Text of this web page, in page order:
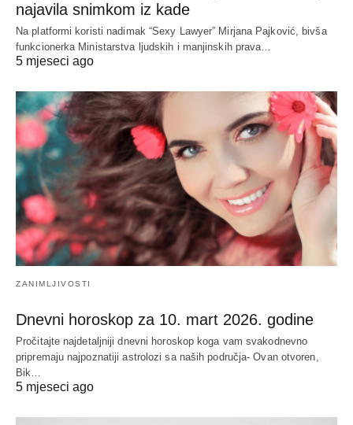
najavila snimkom iz kade
Na platformi koristi nadimak “Sexy Lawyer” Mirjana Pajković, bivša
funkcionerka Ministarstva ljudskih i manjinskih prava…
5 mjeseci ago
ZANIMLJIVOSTI
Dnevni horoskop za 10. mart 2026. godine
Pročitajte najdetaljniji dnevni horoskop koga vam svakodnevno
pripremaju najpoznatiji astrolozi sa naših područja- Ovan otvoren,
Bik…
5 mjeseci ago